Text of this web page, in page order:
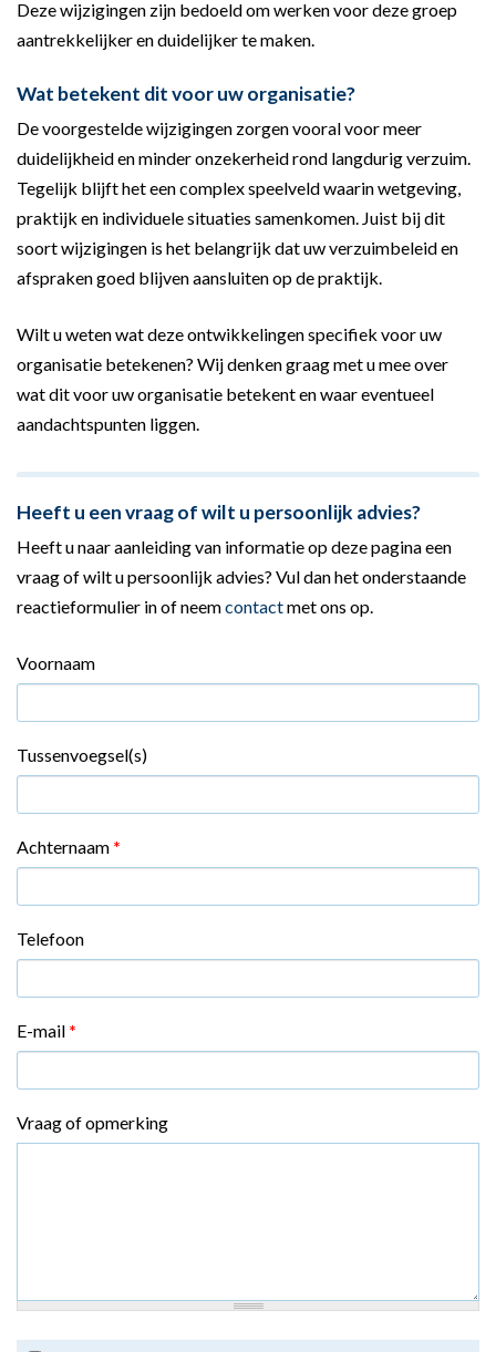
Deze wijzigingen zijn bedoeld om werken voor deze groep
aantrekkelijker en duidelijker te maken.
Wat betekent dit voor uw organisatie?
De voorgestelde wijzigingen zorgen vooral voor meer
duidelijkheid en minder onzekerheid rond langdurig verzuim.
Tegelijk blijft het een complex speelveld waarin wetgeving,
praktijk en individuele situaties samenkomen. Juist bij dit
soort wijzigingen is het belangrijk dat uw verzuimbeleid en
afspraken goed blijven aansluiten op de praktijk.
Wilt u weten wat deze ontwikkelingen specifiek voor uw
organisatie betekenen? Wij denken graag met u mee over
wat dit voor uw organisatie betekent en waar eventueel
aandachtspunten liggen.
Heeft u een vraag of wilt u persoonlijk advies?
Heeft u naar aanleiding van informatie op deze pagina een
vraag of wilt u persoonlijk advies? Vul dan het onderstaande
reactieformulier in of neemcontactmet ons op.
Voornaam
Tussenvoegsel(s)
Achternaam *
Telefoon
E-mail *
Vraag of opmerking